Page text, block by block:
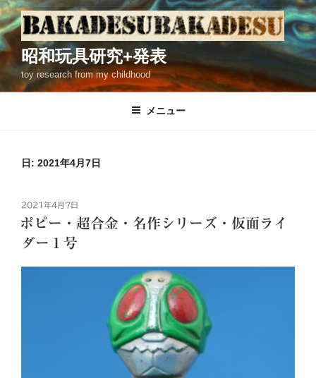
コ
ン
テ
ン
ツ
へ
昭和玩具研究+発表
toy research from my childhood
メニュー
日: 2021年4月7日
投
稿
日:
2021年4月7日
ポピー・超合金・名作シリーズ・仮面ライ
ダー１号